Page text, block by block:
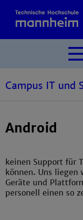
Campus IT und
Android
keinen Support für
können. Uns liegen
Geräte und
personell einen so